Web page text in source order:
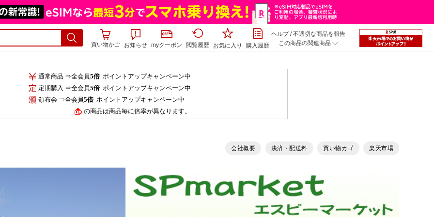
買い物かご お知らせ myクーポン 閲覧履歴 お気に入り 購入履歴
ヘルプ/不適切な商品を報告
この商品の関連商品
通常商品 ⇒全会員5倍ポイントアップキャンペーン中
定期購入 ⇒全会員5倍ポイントアップキャンペーン中
頒布会 ⇒全会員5倍ポイントアップキャンペーン中
の商品は商品毎に倍率が異なります。